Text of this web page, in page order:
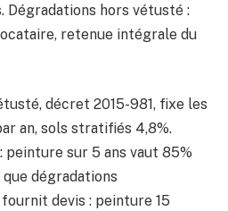
Dégradations hors vétusté :
retenue intégrale du
décret 2015-981, fixe les
an, sols stratifiés 4,8%.
peinture sur 5 ans vaut 85%
dégradations
devis : peinture 15